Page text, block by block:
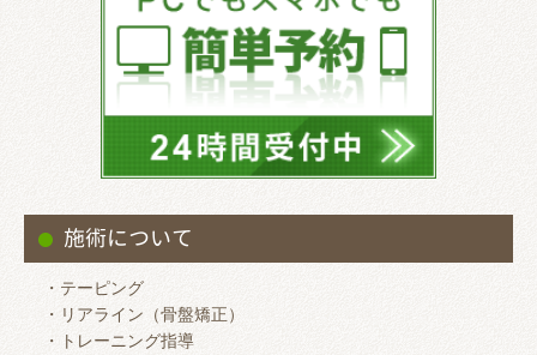
施術について
・テーピング
・リアライン（骨盤矯正）
・トレーニング指導